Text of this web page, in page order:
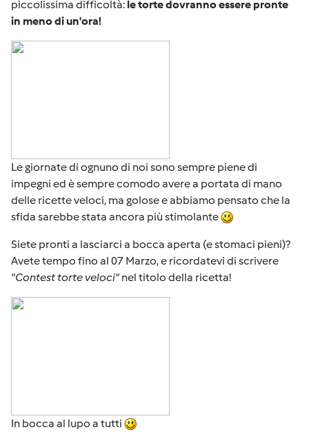
piccolissima difficoltà: le torte dovranno essere pronte
in meno di un'ora!
Le giornate di ognuno di noi sono sempre piene di
impegni ed è sempre comodo avere a portata di mano
delle ricette veloci, ma golose e abbiamo pensato che la
sfida sarebbe stata ancora più stimolante
Siete pronti a lasciarci a bocca aperta (e stomaci pieni)?
Avete tempo fino al 07 Marzo, e ricordatevi di scrivere
"Contest torte veloci" nel titolo della ricetta!
In bocca al lupo a tutti